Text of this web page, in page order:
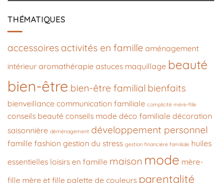
THÉMATIQUES
accessoires activités en famille aménagement
intérieur aromathérapie astuces maquillage beauté
bien-être bien-être familial bienfaits
bienveillance communication familiale complicité mère-fille
conseils beauté conseils mode déco familiale décoration
saisonnière déménagement développement personnel
famille fashion gestion du stress gestion financière familiale huiles
essentielles loisirs en famille maison mode mère-
fille mère et fille palette de couleurs parentalité